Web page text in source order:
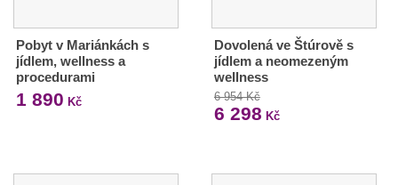
Pobyt v Mariánkách s
jídlem, wellness a
procedurami
1 890 Kč
Dovolená ve Štúrově s
jídlem a neomezeným
wellness
6 954 Kč
6 298 Kč